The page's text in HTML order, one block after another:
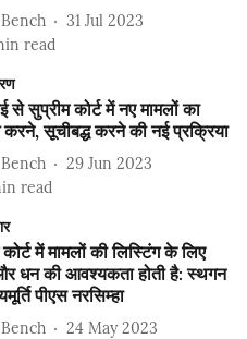
31 Jul 2023
read
से सुप्रीम कोर्ट में नए मामलों का
सूचीबद्ध करने की नई प्रक्रिया
29 Jun 2023
read
में मामलों की लिस्टिंग के लिए
धन की आवश्यकता होती है: स्थगन
पीएस नरसिम्हा
24 May 2023